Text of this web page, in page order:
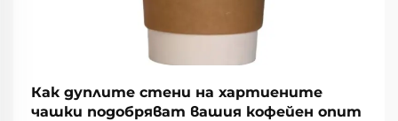
Как дуплите стени на хартиените
чашки подобряват вашия кофейен опит